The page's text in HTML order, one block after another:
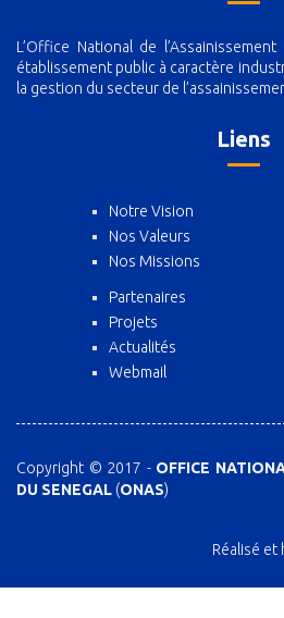
L’Office National de
établissement public à caractère
la gestion du secteur de
Liens
Notre Vision
Nos Valeurs
Nos Missions
Partenaires
Projets
Actualités
Webmail
Copyright © 2017 -OFFICE
DU SENEGAL (ONAS)
Réalisé et